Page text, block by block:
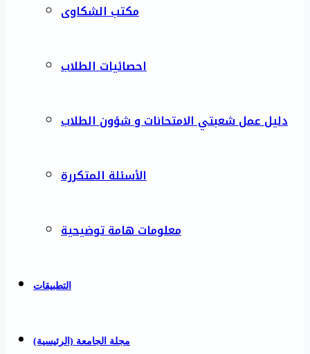
مكتب الشكاوى
احصائيات الطلاب
دليل عمل شعبتي الامتحانات و شؤون الطلاب
الأسئلة المتكررة
معلومات هامة توضيحية
التطبيقات
مجلة الجامعة (الرئيسية)